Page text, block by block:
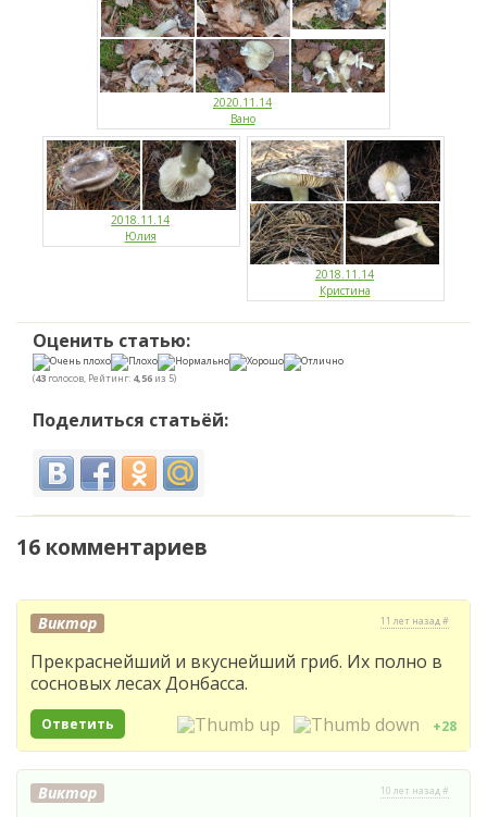
2020.11.14
Вано
2018.11.14
Юлия
2018.11.14
Кристина
Оценить статью:
(43 голосов, Рейтинг: 4,56 из 5)
Поделиться статьёй:
16 комментариев
Виктор 11 лет назад #
Прекраснейший и вкуснейший гриб. Их полно в
сосновых лесах Донбасса.
Ответить +28
Виктор 10 лет назад #